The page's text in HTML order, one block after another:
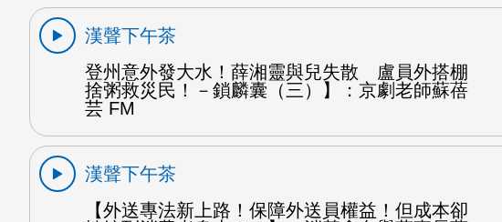
漢聲下午茶
登州意外發大水！薛湘靈與兒失散 盧員外搭棚
捨粥救災民！－鎖麟囊（三）】：京劇老師蘇蓓
芸 FM
漢聲下午茶
【外送專法新上路！保障外送員權益！但成本卻